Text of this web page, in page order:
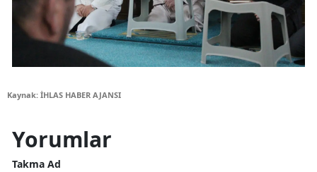
Kaynak: İHLAS HABER AJANSI
Yorumlar
Takma Ad